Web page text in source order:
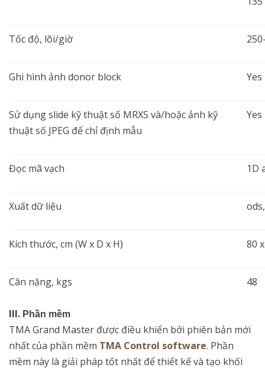
Tốc độ, lõi/giờ
Ghi hình ảnh donor block Yes
Sử dụng slide kỹ thuật số MRXS và/hoặc ảnh kỹ
thuật số JPEG để chỉ định mẫu
Yes
Đọc mã vạch 1D
Xuất dữ liệu
Kích thước, cm (W x D x H) 80
Cân nặng, kgs 48
III. Phần mềm
TMA Grand Master được điều khiển bởi phiên bản mới
nhất của phần mềm TMA Control software. Phần
mềm này là giải pháp tốt nhất để thiết kế và tạo khối